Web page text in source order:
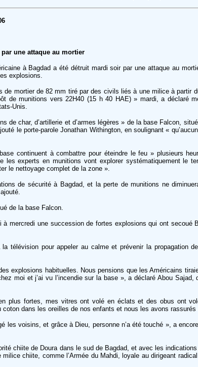
une attaque au mortier
à Bagdad a été détruit mardi soir par une attaque au
explosions.
de mortier de 82 mm tiré par des civils liés à une milice à partir
de munitions vers 22H40 (15 h 40 HAE) » mardi, a déclaré
Unis.
de char, d’artillerie et d’armes légères » de la base Falcon,
le porte-parole Jonathan Withington, en soulignant «
continuent à combattre pour éteindre le feu » plusieurs
les experts en munitions vont explorer systématiquement le
le nettoyage complet de la zone ».
de sécurité à Bagdad, et la perte de munitions ne
de la base Falcon.
à mercredi une succession de fortes explosions qui ont secoué
télévision pour appeler au calme et prévenir la propagation
explosions habituelles. Nous pensions que les Américains
moi et j’ai vu l’incendie sur la base », a déclaré Abou Sajad,
plus fortes, mes vitres ont volé en éclats et des obus ont
dans les oreilles de nos enfants et nous les avons rassurés
les voisins, et grâce à Dieu, personne n’a été touché », a
chiite de Doura dans le sud de Bagdad, et avec les
chiite, comme l’Armée du Mahdi, loyale au dirigeant